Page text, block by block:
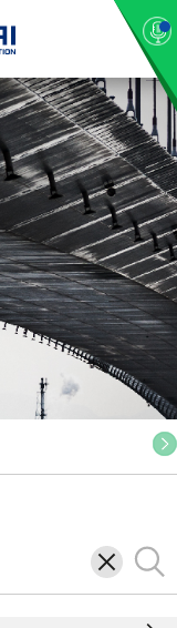
삭
제
검
색